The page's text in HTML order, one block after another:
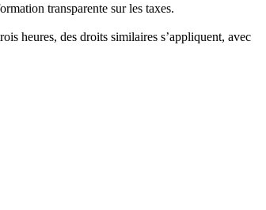
transparente sur les taxes.
heures, des droits similaires s’appliquent, avec